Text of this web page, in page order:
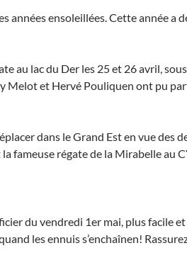
années ensoleillées. Cette année a
au lac du Der les 25 et 26 avril,
Melot et Hervé Pouliquen ont pu
dans le Grand Est en vue des
fameuse régate de la Mirabelle au
du vendredi 1er mai, plus facile
les ennuis s’enchaînen!